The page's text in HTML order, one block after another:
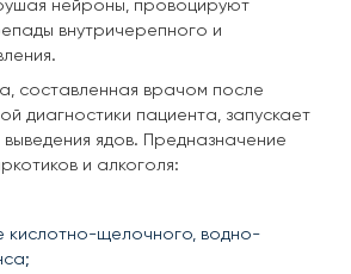
нейроны, провоцируют
внутричерепного и
составленная врачом после
диагностики пациента, запускает
ядов. Предназначение
и алкоголя:
кислотно-щелочного, водно-